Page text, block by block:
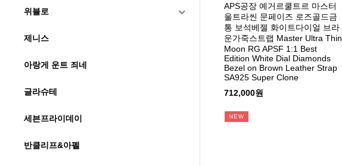
위블로
제니스
아랑게 운트 죄네
글라슈테
세븐프라이데이
반클리프&아펠
APS공장 예거르쿨트르 마스터
울트라씬 문페이즈 로즈골드금
통 보석베젤 화이트다이얼 브라
운가죽스트랩 Master Ultra Thin
Moon RG APSF 1:1 Best
Edition White Dial Diamonds
Bezel on Brown Leather Strap
SA925 Super Clone
712,000원
NEW